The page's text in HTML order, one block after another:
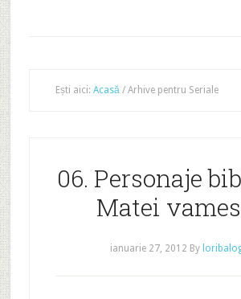
Ești aici: Acasă /Arhive pentru Seriale
06. Personaje
Matei
ianuarie 27, 2012 By